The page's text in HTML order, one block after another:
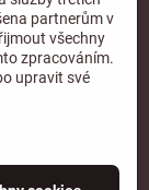
partnerům v
všechny
zpracováním.
upravit své